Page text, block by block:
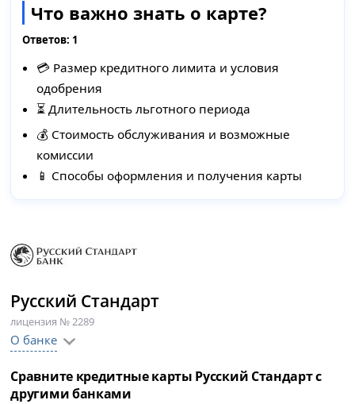
Что важно знать о карте?
Ответов: 1
💳 Размер кредитного лимита и условия
одобрения
⏳ Длительность льготного периода
💰 Стоимость обслуживания и возможные
комиссии
📱 Способы оформления и получения карты
Русский Стандарт
лицензия № 2289
О банке
Сравните кредитные карты Русский Стандарт с
другими банками